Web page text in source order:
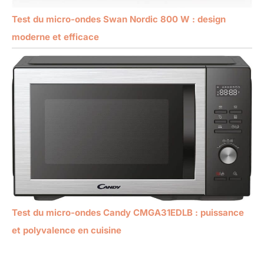
Test du micro-ondes Swan Nordic 800 W : design
moderne et efficace
Test du micro-ondes Candy CMGA31EDLB : puissance
et polyvalence en cuisine